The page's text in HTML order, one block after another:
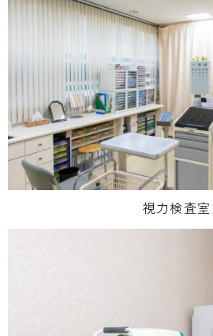
視力検査室